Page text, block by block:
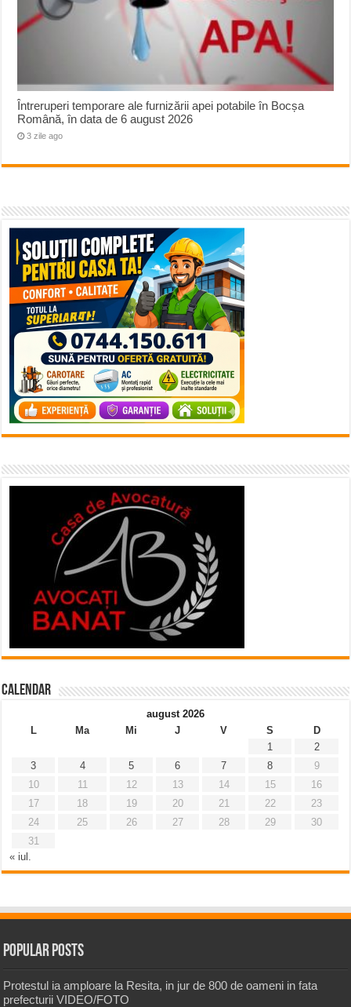
Întreruperi temporare ale furnizării apei potabile în Bocșa
Română, în data de 6 august 2026
3 zile ago
Calendar
august 2026
L
Ma Mi J V S
D
1
2
3
4 5 6 7 8
9
10
11 12 13 14 15
16
17
18 19 20 21 22
23
24
25 26 27 28 29
30
31
« iul.
Popular Posts
Protestul ia amploare la Resita, in jur de 800 de oameni in fata
prefecturii VIDEO/FOTO